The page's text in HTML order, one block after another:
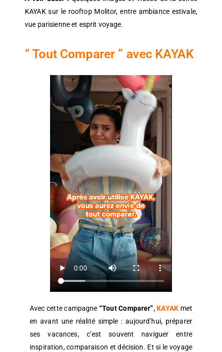
KAYAK sur le rooftop Molitor, entre ambiance estivale,
vue parisienne et esprit voyage.
“ Tout Comparer ” avec KAYAK
Avec cette campagne“Tout Comparer”,KAYAK met
en avant une réalité simple : aujourd’hui, préparer
ses vacances, c’est souvent naviguer entre
inspiration, comparaison et décision. Et si le voyage